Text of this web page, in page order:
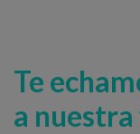
Te
a